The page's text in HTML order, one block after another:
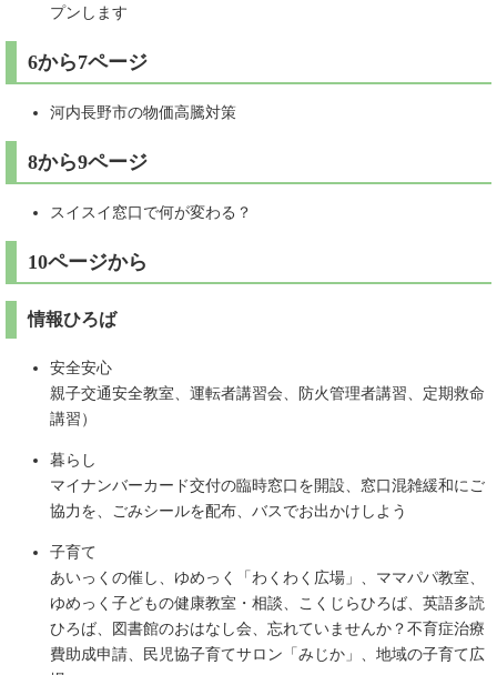
プンします
6から7ページ
河内長野市の物価高騰対策
8から9ページ
スイスイ窓口で何が変わる？
10ページから
情報ひろば
安全安心
親子交通安全教室、運転者講習会、防火管理者講習、定期救命
講習）
暮らし
マイナンバーカード交付の臨時窓口を開設、窓口混雑緩和にご
協力を、ごみシールを配布、バスでお出かけしよう
子育て
あいっくの催し、ゆめっく「わくわく広場」、ママパパ教室、
ゆめっく子どもの健康教室・相談、こくじらひろば、英語多読
ひろば、図書館のおはなし会、忘れていませんか？不育症治療
費助成申請、民児協子育てサロン「みじか」、地域の子育て広